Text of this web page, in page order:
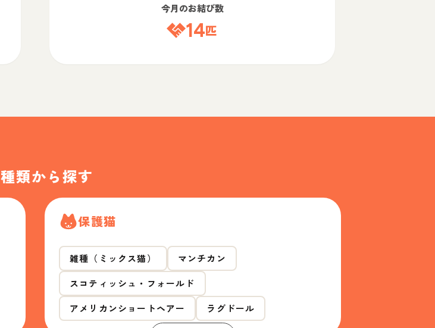
今月のお結び数
14匹
種類から探す
保護猫
雑種（ミックス猫）
マンチカン
スコティッシュ・フォールド
アメリカンショートヘアー
ラグドール